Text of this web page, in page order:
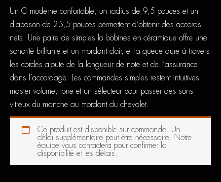
Un C moderne confortable, un radius de 9,5 pouces et un
diapason de 25,5 pouces permettent d’obtenir des accords
nets. Une paire de simples la bobines en céramique offre une
sonorité brillante et un mordant clair, et la queue dure à travers
les cordes ajoute de la longueur de note et de l’assurance
dans l’accordage. Les commandes simples restent intuitives :
master volume, tone et un sélecteur pour passer des sons
vitreux du manche au mordant du chevalet.
Ce produit est disponible sur commande. Un
délai supplémentaire peut être nécessaire. Notre
équipe vous contactera pour confirmer la
disponibilité et les délais.